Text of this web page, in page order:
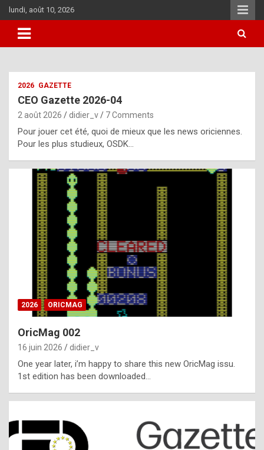
Skip
to
content
lundi, août 10, 2026
i
u
l
y
d
i
ff
i
l
t
t
s
2026 GAZETTE
CEO Gazette 2026-04
2 août 2026 didier_v 7 Comments
Pour jouer cet été, quoi de mieux que les news oriciennes.
Pour les plus studieux, OSDK…
2026 ORICMAG
OricMag 002
16 juin 2026 didier_v
One year later, i’m happy to share this new OricMag issu.
1st edition has been downloaded…